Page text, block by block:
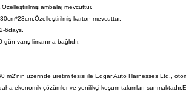
ambalaj mevcuttur.
karton mevcuttur.
6days.
varış limanına bağlıdır.
m2'nin üzerinde üretim tesisi ile Edgar Auto Harnesses Ltd.,
ekonomik çözümler ve yenilikçi koşum takımları